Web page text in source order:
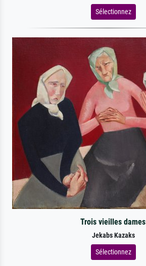
Sélectionnez
Trois vieilles dames
Jekabs Kazaks
Sélectionnez